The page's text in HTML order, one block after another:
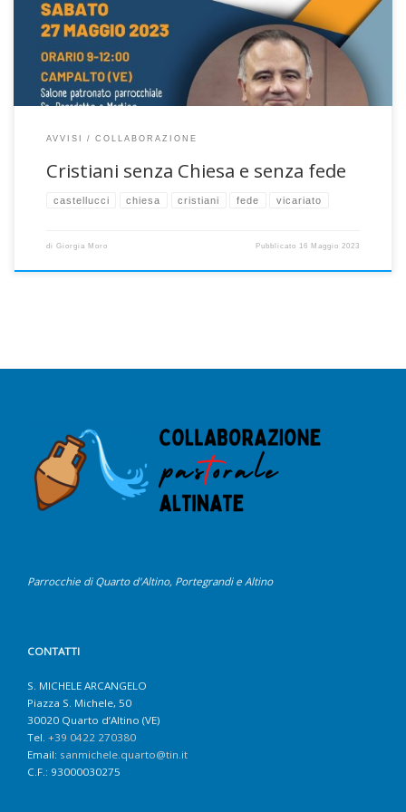
Comitato Nazionale per il Sinodo della Chiesa italiana. La frase
provocatoria […]
AVVISI COLLABORAZIONE
Cristiani senza Chiesa e senza fede
castellucci chiesa cristiani fede vicariato
di Giorgia Moro Pubblicato 16 Maggio 2023
Parrocchie di Quarto d'Altino, Portegrandi e Altino
CONTATTI
S. MICHELE ARCANGELO
Piazza S. Michele, 50
30020 Quarto d’Altino (VE)
Tel. +39 0422 270380
Email: sanmichele.quarto@tin.it
C.F.: 93000030275